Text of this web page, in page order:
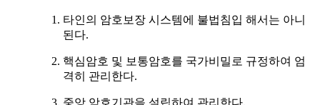
타인의 암호보장 시스템에 불법침입 해서는 아니
된다.
핵심암호 및 보통암호를 국가비밀로 규정하여 엄
격히 관리한다.
중앙 암호기관을 설립하여 관리한다.